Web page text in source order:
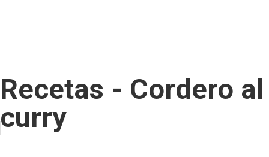
Recetas - Cordero al
curry